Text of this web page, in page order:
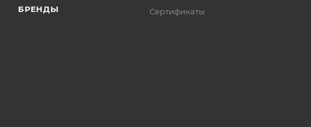
БРЕНДЫ
Сертификаты